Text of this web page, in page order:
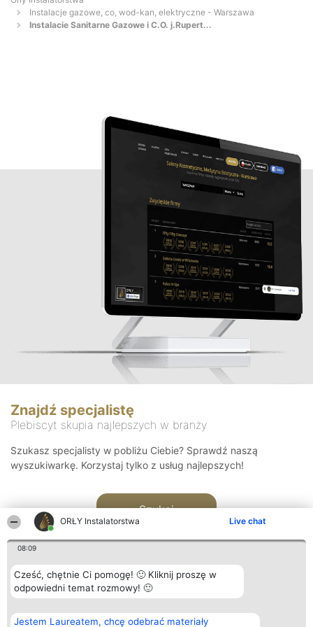
ORŁY Instalatorstwa Live chat
08:09
Cześć, chętnie Ci pomogę! 🙂 Kliknij proszę w
odpowiedni temat rozmowy! 🙂
Jestem Laureatem, chcę odebrać materiały
Instalacje gazowe, co, wod-kan, elektryczne - Warszawa
Instalacie Sanitarne Gazowe i C.O. j.Rupert...
Znajdź specjalistę
Plebiscyt skupia najlepszych w branży
Szukasz specjalisty w pobliżu Ciebie? Sprawdź naszą
wyszukiwarkę. Korzystaj tylko z usług najlepszych!
Szukaj
Organizator plebiscytu
Bright Side Solutions sp. z o.
Plebiscyt
Laureaci
Kontakt
Kontakt